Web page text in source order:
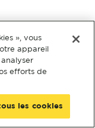
», vous
appareil
efforts de
les cookies